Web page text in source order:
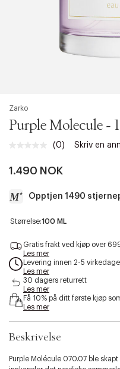
Zarko
Purple Molecule -
Ingen
Samme
(0) Skriv en
1.490 NOK
Opptjen 1490
a
c
s
b
i
t
.
Størrelse:100 ML
Gratis frakt ved kjøp over
Les mer
Levering innen 2-5
Les mer
30 dagers returrett
Les mer
Få 10% på ditt første kjøp
Les mer
Beskrivelse
Purple Molécule 070.07 ble